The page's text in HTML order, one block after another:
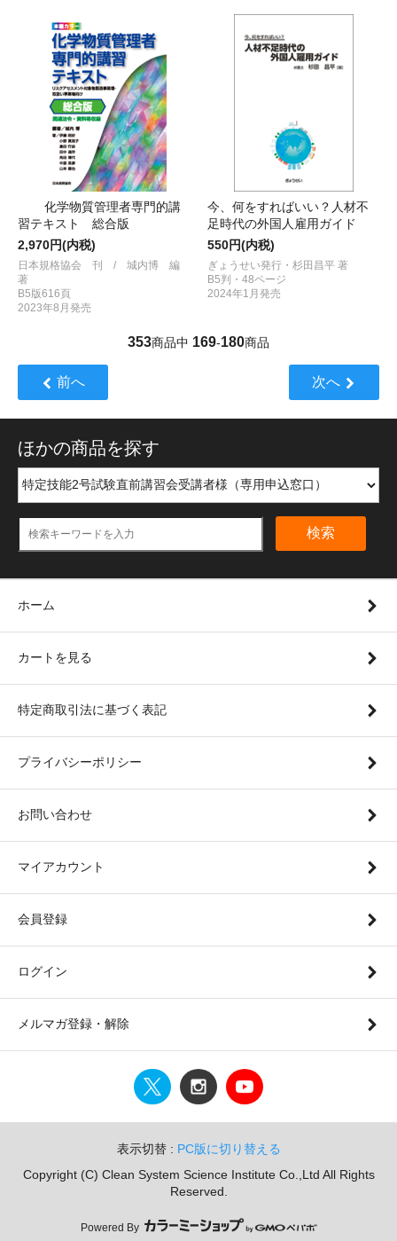
化学物質管理者専門的講
習テキスト 総合版
2,970円(内税)
日本規格協会 刊 / 城内博 編
著
B5版616頁
2023年8月発売
今、何をすればいい？人材不
足時代の外国人雇用ガイド
550円(内税)
ぎょうせい発行・杉田昌平 著
B5判・48ページ
2024年1月発売
353商品中 169-180商品
前へ 次へ
ほかの商品を探す
検索
ホーム
カートを見る
特定商取引法に基づく表記
プライバシーポリシー
お問い合わせ
マイアカウント
会員登録
ログイン
メルマガ登録・解除
表示切替 : PC版に切り替える
Copyright (C) Clean System Science Institute Co.,Ltd All Rights
Reserved.
Powered By